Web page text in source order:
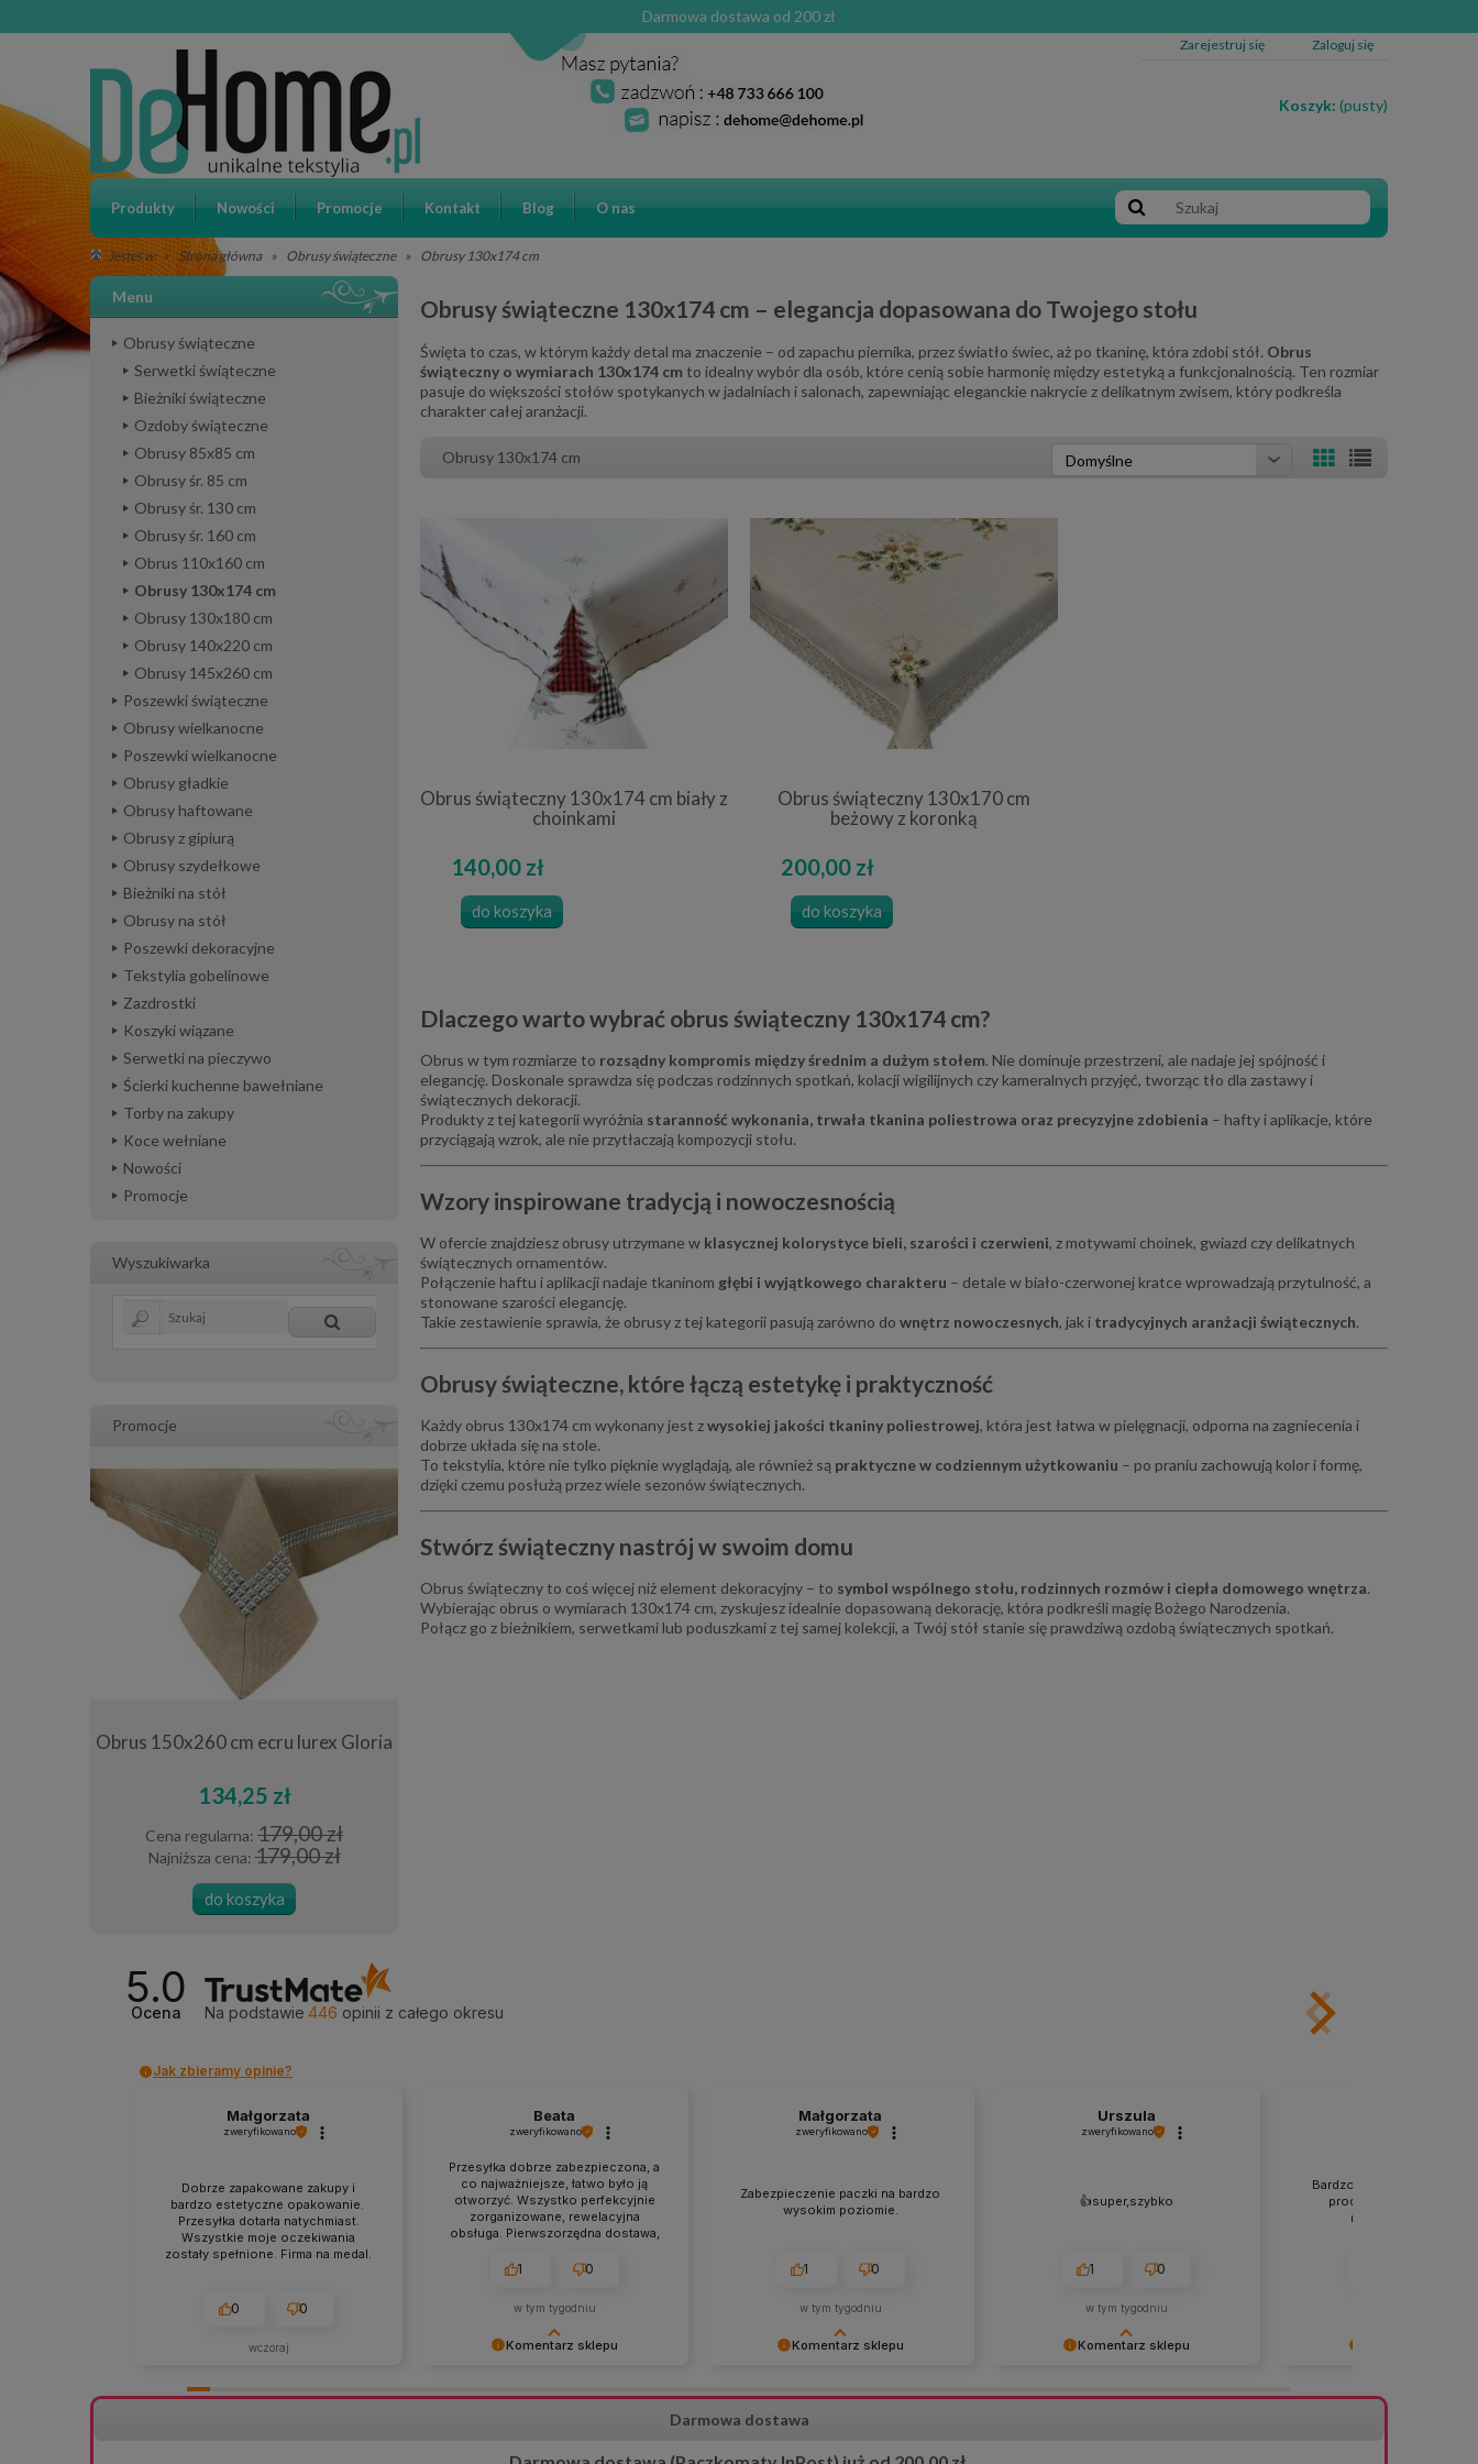
Darmowa dostawa od 200 zł
Zarejestruj się Zaloguj się
Koszyk: (pusty)
Produkty Nowości Promocje Kontakt Blog O nas
Jesteś w: » Strona główna » Obrusy świąteczne » Obrusy 130x174 cm
Menu
Obrusy świąteczne
Serwetki świąteczne
Bieżniki świąteczne
Ozdoby świąteczne
Obrusy 85x85 cm
Obrusy śr. 85 cm
Obrusy śr. 130 cm
Obrusy śr. 160 cm
Obrus 110x160 cm
Obrusy 130x174 cm
Obrusy 130x180 cm
Obrusy 140x220 cm
Obrusy 145x260 cm
Poszewki świąteczne
Obrusy wielkanocne
Poszewki wielkanocne
Obrusy gładkie
Obrusy haftowane
Obrusy z gipiurą
Obrusy szydełkowe
Bieżniki na stół
Obrusy na stół
Poszewki dekoracyjne
Tekstylia gobelinowe
Zazdrostki
Koszyki wiązane
Serwetki na pieczywo
Ścierki kuchenne bawełniane
Torby na zakupy
Koce wełniane
Nowości
Promocje
Wyszukiwarka
Promocje
Obrus 150x260 cm ecru lurex Gloria
134,25 zł
Cena regularna: 179,00 zł
Najniższa cena:179,00 zł
do koszyka
Obrusy świąteczne 130x174 cm – elegancja dopasowana do Twojego stołu
Święta to czas, w którym każdy detal ma znaczenie – od zapachu piernika, przez światło świec, aż po tkaninę, która zdobi stół. Obrus
świąteczny o wymiarach 130x174 cm to idealny wybór dla osób, które cenią sobie harmonię między estetyką a funkcjonalnością. Ten rozmiar
pasuje do większości stołów spotykanych w jadalniach i salonach, zapewniając eleganckie nakrycie z delikatnym zwisem, który podkreśla
charakter całej aranżacji.
Obrusy 130x174 cm
Obrus świąteczny 130x174 cm biały z
choinkami
140,00 zł
do koszyka
Obrus świąteczny 130x170 cm
beżowy z koronką
200,00 zł
do koszyka
Dlaczego warto wybrać obrus świąteczny 130x174 cm?
Obrus w tym rozmiarze to rozsądny kompromis między średnim a dużym stołem. Nie dominuje przestrzeni, ale nadaje jej spójność i
elegancję. Doskonale sprawdza się podczas rodzinnych spotkań, kolacji wigilijnych czy kameralnych przyjęć, tworząc tło dla zastawy i
świątecznych dekoracji.
Produkty z tej kategorii wyróżnia staranność wykonania, trwała tkanina poliestrowa oraz precyzyjne zdobienia – hafty i aplikacje, które
przyciągają wzrok, ale nie przytłaczają kompozycji stołu.
Wzory inspirowane tradycją i nowoczesnością
W ofercie znajdziesz obrusy utrzymane w klasycznej kolorystyce bieli, szarości i czerwieni, z motywami choinek, gwiazd czy delikatnych
świątecznych ornamentów.
Połączenie haftu i aplikacji nadaje tkaninom głębi i wyjątkowego charakteru – detale w biało-czerwonej kratce wprowadzają przytulność, a
stonowane szarości elegancję.
Takie zestawienie sprawia, że obrusy z tej kategorii pasują zarówno do wnętrz nowoczesnych, jak i tradycyjnych aranżacji świątecznych.
Obrusy świąteczne, które łączą estetykę i praktyczność
Każdy obrus 130x174 cm wykonany jest zwysokiej jakości tkaniny poliestrowej, która jest łatwa w pielęgnacji, odporna na zagniecenia i
dobrze układa się na stole.
To tekstylia, które nie tylko pięknie wyglądają, ale również są praktyczne w codziennym użytkowaniu – po praniu zachowują kolor i formę,
dzięki czemu posłużą przez wiele sezonów świątecznych.
Stwórz świąteczny nastrój w swoim domu
Obrus świąteczny to coś więcej niż element dekoracyjny – to symbol wspólnego stołu, rodzinnych rozmów i ciepła domowego wnętrza.
Wybierając obrus o wymiarach 130x174 cm, zyskujesz idealnie dopasowaną dekorację, która podkreśli magię Bożego Narodzenia.
Połącz go z bieżnikiem, serwetkami lub poduszkami z tej samej kolekcji, a Twój stół stanie się prawdziwą ozdobą świątecznych spotkań.
5.0
Ocena Na podstawie 446 opinii z całego okresu
Jak zbieramy opinie?
Małgorzata
zweryfikowano
Dobrze zapakowane zakupy i
bardzo estetyczne opakowanie.
Przesyłka dotarła natychmiast.
Wszystkie moje oczekiwania
zostały spełnione. Firma na medal.
0 0
wczoraj Komentarz sklepu
szczegółową i pozytywną opinię! 😊
sprawna obsługa oraz terminowa
Beata
zweryfikowano
Przesyłka dobrze zabezpieczona, a
co najważniejsze, łatwo było ją
otworzyć. Wszystko perfekcyjnie
zorganizowane, rewelacyjna
obsługa. Pierwszorzędna dostawa,
zgodna z informacjami na stronie.
1 0
w tym tygodniu
Komentarz sklepu
opinię! 😊 Cieszymy się, że sposób
zabezpieczenia przesyłki został tak
wszelkich starań, aby każde
Małgorzata
zweryfikowano
Zabezpieczenie paczki na bardzo
wysokim poziomie.
1 0
w tym tygodniu
Komentarz sklepu
się, że wszystko przebiegło
Urszula
zweryfikowano
👍️super,szybko
1 0
w tym tygodniu
opinię! 😊 Cieszymy się, że
Bardzo dokładne
produktów, dotarły w
nienaruszonym. 👍️👍️
Darmowa dostawa